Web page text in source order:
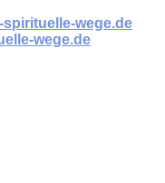
spirituelle-wege.de
wege.de